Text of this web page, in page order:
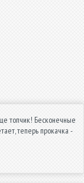
топчик! Бесконечные
теперь прокачка -